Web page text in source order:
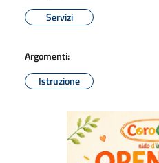
Servizi
Argomenti:
Istruzione